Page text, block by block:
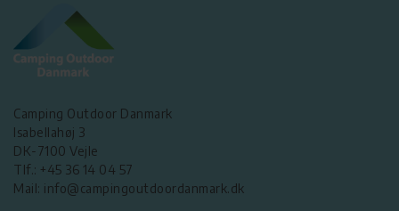
Camping Outdoor Danmark
Isabellahøj 3
DK-7100 Vejle
Tlf.: +45 36 14 04 57
Mail: info@campingoutdoordanmark.dk